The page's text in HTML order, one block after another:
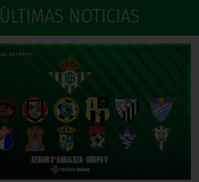
ÚLTIMAS NOTICIAS